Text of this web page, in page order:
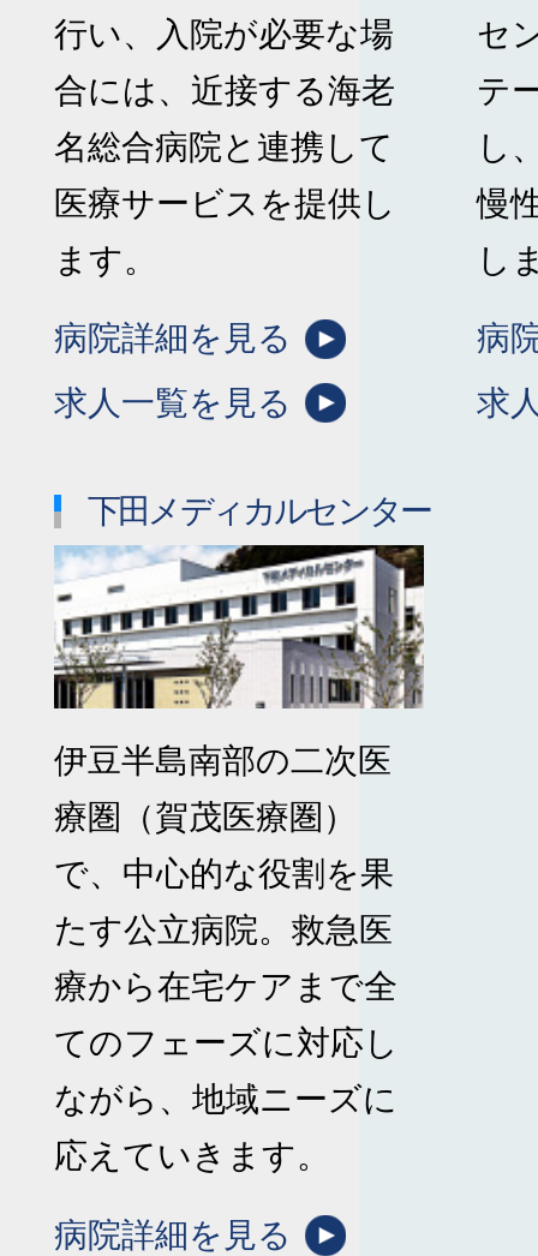
行い、入院が必要な場
合には、近接する海老
名総合病院と連携して
医療サービスを提供し
ます。
病院詳細を見る
求人一覧を見る
セ
テ
し
慢
し
病
求
下田メディカルセンター
伊豆半島南部の二次医
療圏（賀茂医療圏）
で、中心的な役割を果
たす公立病院。救急医
療から在宅ケアまで全
てのフェーズに対応し
ながら、地域ニーズに
応えていきます。
病院詳細を見る